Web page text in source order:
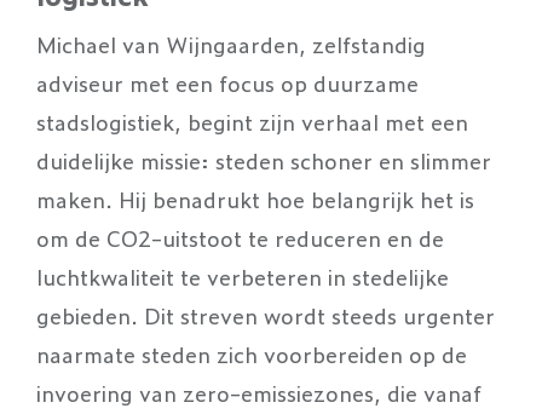
Michael van Wijngaarden, zelfstandig
adviseur met een focus op duurzame
stadslogistiek, begint zijn verhaal met een
duidelijke missie: steden schoner en slimmer
maken. Hij benadrukt hoe belangrijk het is
om de CO2-uitstoot te reduceren en de
luchtkwaliteit te verbeteren in stedelijke
gebieden. Dit streven wordt steeds urgenter
naarmate steden zich voorbereiden op de
invoering van zero-emissiezones, die vanaf